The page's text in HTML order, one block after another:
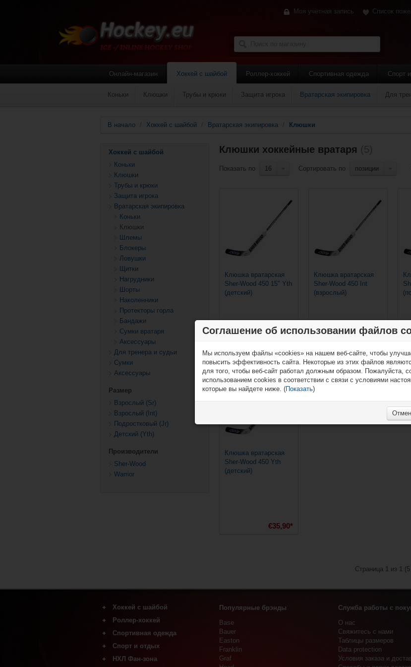
Моя учетная запись Список
Онлайн-магазин Хоккей с шайбой
Коньки Клюшки Трубы и крюки Защита игрока Вратарская экипировка Для
Роллер-хоккей Спортивная одежда Спорт
В начало Хоккей с шайбой Вратарская экипировка Клюшки
Хоккей с шайбой
Коньки
Клюшки
Трубы и крюки
Защита игрока
Вратарская экипировка
Коньки
Клюшки
Шлемы
Блокеры
Ловушки
Щитки
Нагрудники
Шорты
Наколенники
Протекторы горла
Бандажи
Сумки вратаря
Аксессуары
Для тренера и судьи
Сумки
Аксессуары
Размер
Взрослый (Sr)
Взрослый (Int)
Подростковый (Jr)
Детский (Yth)
Производители
Sher-Wood
Warrior
Клюшки хоккейные вратаря
Показать по 16 Сортировать по позиции
Клюшка вратарская
Sher-Wood 450 15" Yth
(детский)
Клюшка вратарская
Sher-Wood 450 Int
(взрослый)
Клюшка вратарская
Sher-Wood 450 Yth
(детский)
€35,90*
Добавить в сравнение?
Страница 1 из 1 (5
Соглашение об использовании файлов
Мы используем файлы «cookies» на нашем веб-сайте, чтобы
повысить эффективность сайта. Некоторые из этих файлов
для того, чтобы веб-сайт работал должным образом. Пожалуйста,
использованием cookies в соответствии с связи с условиями
которые вы найдете ниже. (Показать)
Хоккей с шайбой
Коньки
Клюшки
Трубы и крюки
Защита игрока
Вратарская экипировка
Роллер-хоккей
Роликовые коньки
Клюшки
Колеса, подшипники и зап.
части
Спортивная одежда
Футболки и поло
Шорты
Спорт и отдых
Фигурные коньки
НХЛ Фан-зона
Популярные брэнды
Base
Bauer
Easton
Franklin
Graf
Служба работы с
О нас
Свяжитесь с нами
Таблицы размеров
Data protection
Условия заказа и